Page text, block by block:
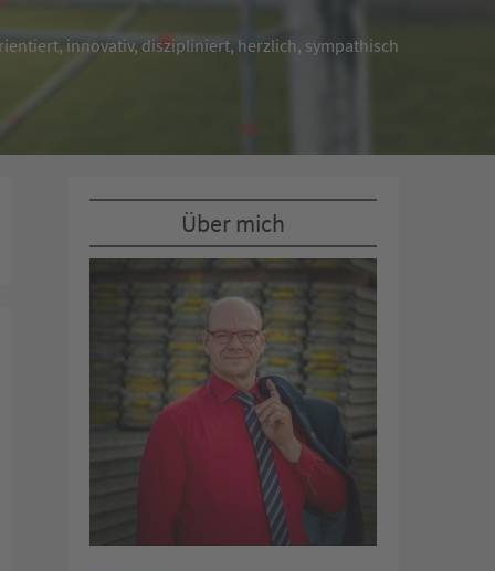
innovativ, diszipliniert, herzlich, sympathisch
Über mich